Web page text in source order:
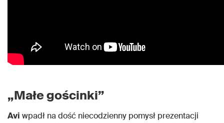
„Małe gościnki”
Avi wpadł na dość niecodzienny pomysł prezentacji